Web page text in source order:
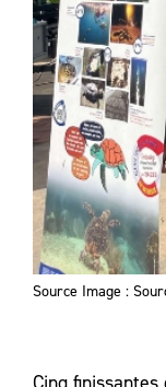
Source Image :